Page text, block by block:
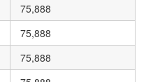
75,888
75,888
75,888